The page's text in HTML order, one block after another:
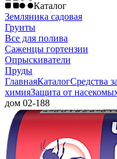
Каталог
Земляника садовая
Грунты
Все для полива
Саженцы гортензии
Опрыскиватели
Пруды
ГлавнаяКаталогСредства
химияЗащита от
дом 02-188